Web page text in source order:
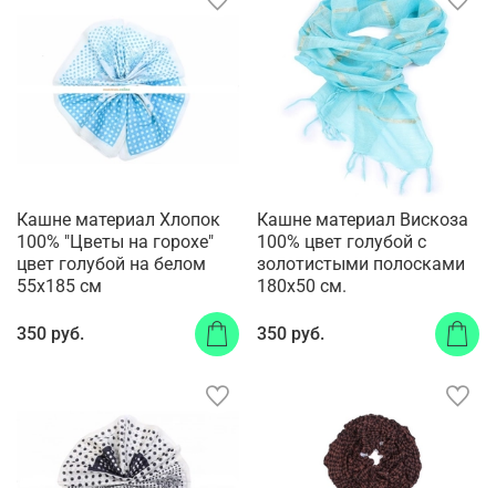
Кашне материал Хлопок
100% "Цветы на горохе"
цвет голубой на белом
55x185 см
350 руб.
Кашне материал Вискоза
100% цвет голубой с
золотистыми полосками
180x50 см.
350 руб.